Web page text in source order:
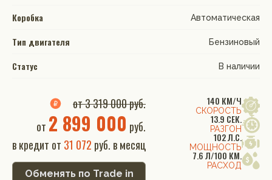
Коробка Автоматическая
Тип двигателя Бензиновый
Статус В наличии
140 КМ/Ч
СКОРОСТЬ
13.9 СЕК.
РАЗГОН
102 Л.С.
МОЩНОСТЬ
7.6 Л/100 КМ.
РАСХОД
от 3 319 000 руб.
от 2 899 000 руб.
в кредит от 31 072 руб. в месяц
Обменять по Trade in